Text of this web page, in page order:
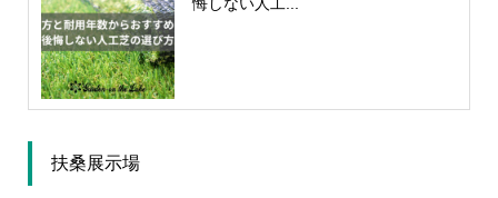
扶桑展示場